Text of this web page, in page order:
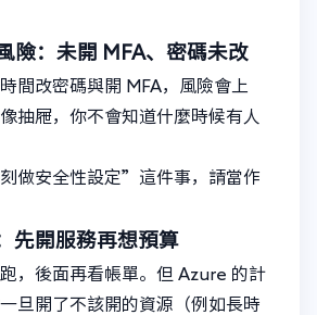
險：未開 MFA、密碼未改
間改密碼與開 MFA，風險會上
抽屜，你不會知道什麼時候有人
做安全性設定”這件事，請當作
先開服務再想預算
，後面再看帳單。但 Azure 的計
旦開了不該開的資源（例如長時